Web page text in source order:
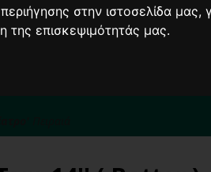
στην ιστοσελίδα μας,
της επισκεψιμότητάς μας.
Καλώδια
Electric
Scooters
να καθυστερήσουν